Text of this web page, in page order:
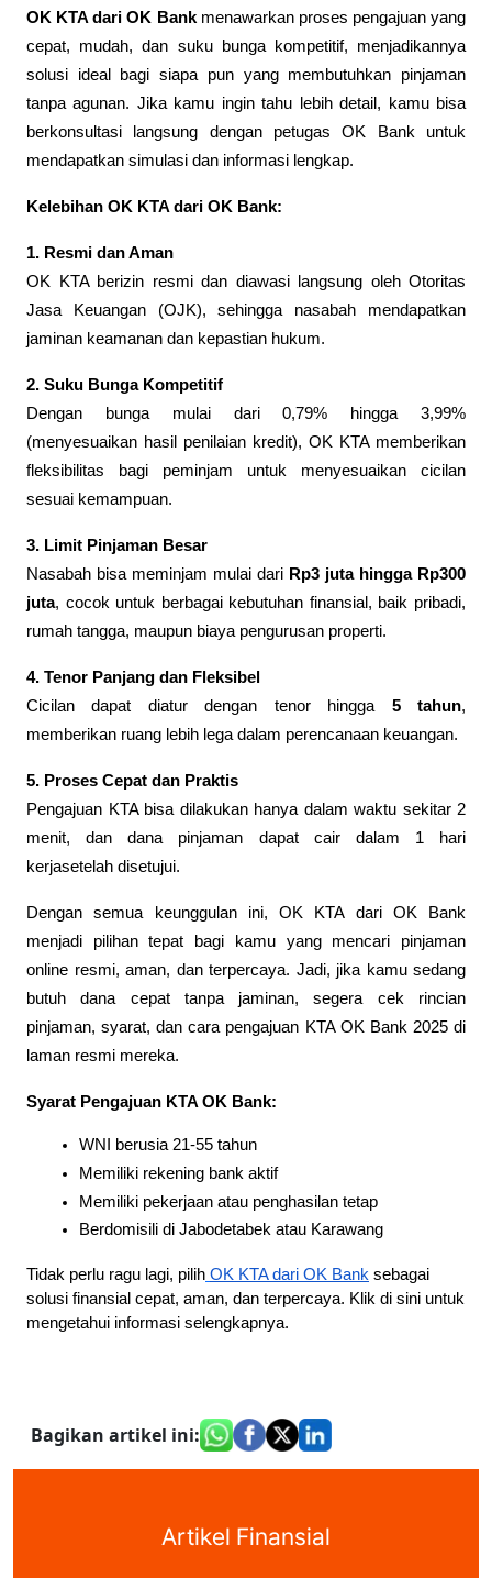
OK KTA dari OK Bankmenawarkan proses pengajuan yang
cepat, mudah, dan suku bunga kompetitif, menjadikannya
solusi ideal bagi siapa pun yang membutuhkan pinjaman
tanpa agunan. Jika kamu ingin tahu lebih detail, kamu bisa
berkonsultasi langsung dengan petugas OK Bank untuk
mendapatkan simulasi dan informasi lengkap.
Kelebihan OK KTA dari OK Bank:
1. Resmi dan Aman
OK KTA berizin resmi dan diawasi langsung oleh Otoritas
Jasa Keuangan (OJK), sehingga nasabah mendapatkan
jaminan keamanan dan kepastian hukum.
2. Suku Bunga Kompetitif
Dengan bunga mulai dari 0,79% hingga 3,99%
(menyesuaikan hasil penilaian kredit), OK KTA memberikan
fleksibilitas bagi peminjam untuk menyesuaikan cicilan
sesuai kemampuan.
3. Limit Pinjaman Besar
Nasabah bisa meminjam mulai dari Rp3 juta hingga Rp300
juta, cocok untuk berbagai kebutuhan finansial, baik pribadi,
rumah tangga, maupun biaya pengurusan properti.
4. Tenor Panjang dan Fleksibel
Cicilan dapat diatur dengan tenor hingga 5 tahun,
memberikan ruang lebih lega dalam perencanaan keuangan.
5. Proses Cepat dan Praktis
Pengajuan KTA bisa dilakukan hanya dalam waktu sekitar 2
menit, dan dana pinjaman dapat cair dalam 1 hari
kerjasetelah disetujui.
Dengan semua keunggulan ini, OK KTA dari OK Bank
menjadi pilihan tepat bagi kamu yang mencari pinjaman
online resmi, aman, dan terpercaya. Jadi, jika kamu sedang
butuh dana cepat tanpa jaminan, segera cek rincian
pinjaman, syarat, dan cara pengajuan KTA OK Bank 2025 di
laman resmi mereka.
Syarat Pengajuan KTA OK Bank:
WNI berusia 21-55 tahun
Memiliki rekening bank aktif
Memiliki pekerjaan atau penghasilan tetap
Berdomisili di Jabodetabek atau Karawang
Tidak perlu ragu lagi, pilih OK KTA dari OK Bank sebagai
solusi finansial cepat, aman, dan terpercaya. Klik di sini untuk
mengetahui informasi selengkapnya.
Bagikan artikel ini:
Artikel Finansial